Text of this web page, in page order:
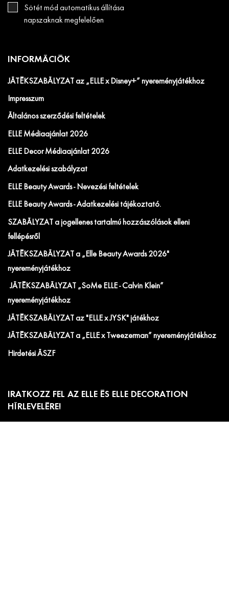
Sötét mód automatikus állítása
napszaknak megfelelően
INFORMÁCIÓK
JÁTÉKSZABÁLYZAT az „ELLE x Disney+” nyereményjátékhoz
Impresszum
Általános szerződési feltételek
ELLE Médiaajánlat 2026
ELLE Decor Médiaajánlat 2026
Adatkezelési szabályzat
ELLE Beauty Awards - Nevezési feltételek
ELLE Beauty Awards - Adatkezelési tájékoztató.
SZABÁLYZAT a jogellenes tartalmú hozzászólások elleni
fellépésről
JÁTÉKSZABÁLYZAT a „Elle Beauty Awards 2026"
nyereményjátékhoz
JÁTÉKSZABÁLYZAT „SoMe ELLE - Calvin Klein”
nyereményjátékhoz
JÁTÉKSZABÁLYZAT az "ELLE x JYSK" játékhoz
JÁTÉKSZABÁLYZAT a „ELLE x Tweezerman” nyereményjátékhoz
Hirdetési ÁSZF
IRATKOZZ FEL AZ ELLE ÉS ELLE DECORATION
HÍRLEVELÉRE!